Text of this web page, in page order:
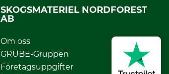
SKOGSMATERIEL NORDFOREST
AB
Om oss
GRUBE-Gruppen
Företagsuppgifter